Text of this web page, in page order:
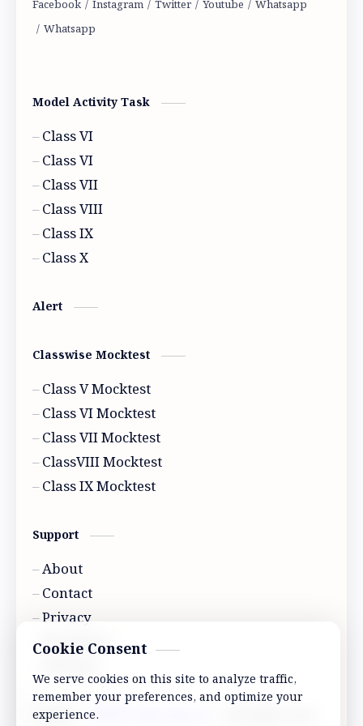
Mocktest and Eduactional topic
Model Activity Task
Class VI
Class VI
Class VII
Class VIII
Class IX
Class X
Alert
Classwise Mocktest
Class V Mocktest
Class VI Mocktest
Class VII Mocktest
ClassVIII Mocktest
Class IX Mocktest
Support
About
Contact
Privacy
Disclaimer
© 2026‧ABVRP Education
Cookie Consent
We serve cookies on this site to analyze traffic,
remember your preferences, and optimize your
experience.